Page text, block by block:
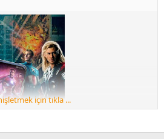
için tıkla ...